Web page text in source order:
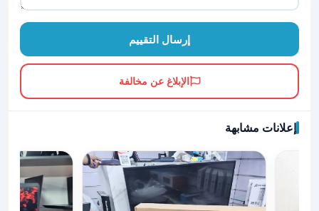
إرسال التقييم
الإبلاغ عن مخالفة
إعلانات مشابهة